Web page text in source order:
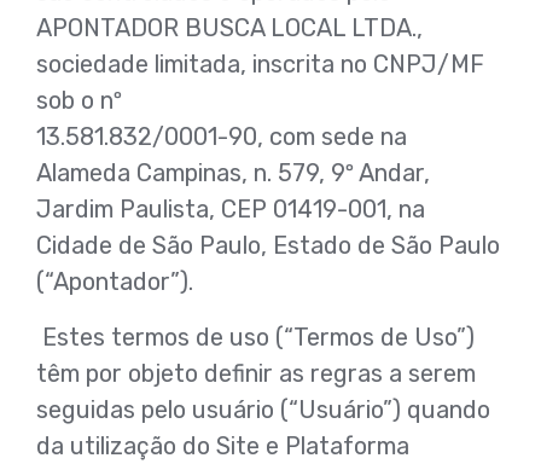
APONTADOR BUSCA LOCAL LTDA.,
sociedade limitada, inscrita no CNPJ/MF
sob o nº
13.581.832/0001-90, com sede na
Alameda Campinas, n. 579, 9º Andar,
Jardim Paulista, CEP 01419-001, na
Cidade de São Paulo, Estado de São Paulo
(“Apontador”).
Estes termos de uso (“Termos de Uso”)
têm por objeto definir as regras a serem
seguidas pelo usuário (“Usuário”) quando
da utilização do Site e Plataforma